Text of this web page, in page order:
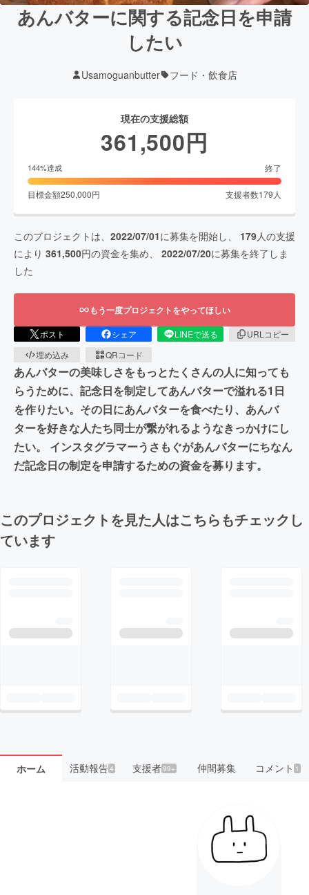
あんバターに関する記念日を申請
したい
Usamoguanbutter フード・飲食店
現在の支援総額
361,500円
144%達成 終了
目標金額250,000円 支援者数179 人
このプロジェクトは、 2022/07/01に募集を開始し、 179人の支援
により 361,500円の資金を集め、 2022/07/20に募集を終了しま
した
もう一度プロジェクトをやってほしい
ポスト シェア LINEで送る
URLコピー
埋め込み
QRコード
あんバターの美味しさをもっとたくさんの人に知っても
らうために、記念日を制定してあんバターで溢れる1日
を作りたい。その日にあんバターを食べたり、あんバ
ターを好きな人たち同士が繋がれるようなきっかけにし
たい。 インスタグラマーうさもぐがあんバターにちなん
だ記念日の制定を申請するための資金を募ります。
このプロジェクトを見た人はこちらもチェックし
ています
ホーム 活動報告4 支援者99+ 仲間募集 コメント 1